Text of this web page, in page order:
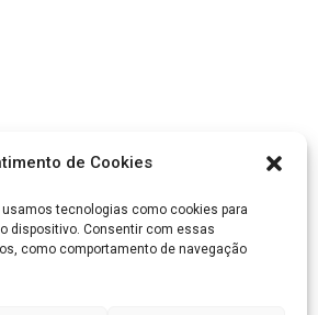
de Cookies
tecnologias como cookies para
dispositivo. Consentir com essas
como comportamento de navegação